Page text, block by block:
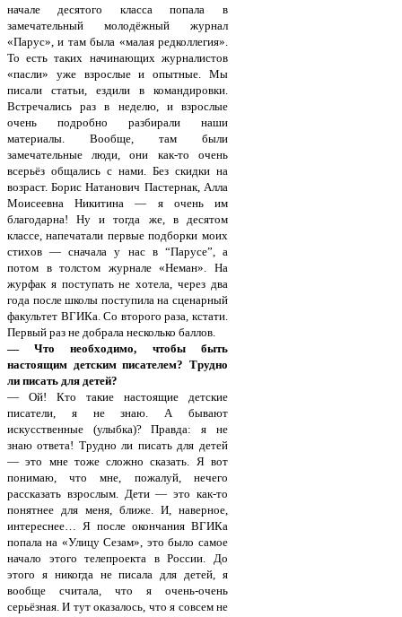
начале десятого класса попала в
замечательный молодёжный журнал
«Парус», и там была «малая редколлегия».
То есть таких начинающих журналистов
«пасли» уже взрослые и опытные. Мы
писали статьи, ездили в командировки.
Встречались раз в неделю, и взрослые
очень подробно разбирали наши
материалы. Вообще, там были
замечательные люди, они как-то очень
всерьёз общались с нами. Без скидки на
возраст. Борис Натанович Пастернак, Алла
Моисеевна Никитина — я очень им
благодарна! Ну и тогда же, в десятом
классе, напечатали первые подборки моих
стихов — сначала у нас в “Парусе”, а
потом в толстом журнале «Неман». На
журфак я поступать не хотела, через два
года после школы поступила на сценарный
факультет ВГИКа. Со второго раза, кстати.
Первый раз не добрала несколько баллов.
— Что необходимо, чтобы быть
настоящим детским писателем? Трудно
ли писать для детей?
— Ой! Кто такие настоящие детские
писатели, я не знаю. А бывают
искусственные (улыбка)? Правда: я не
знаю ответа! Трудно ли писать для детей
— это мне тоже сложно сказать. Я вот
понимаю, что мне, пожалуй, нечего
рассказать взрослым. Дети — это как-то
понятнее для меня, ближе. И, наверное,
интереснее… Я после окончания ВГИКа
попала на «Улицу Сезам», это было самое
начало этого телепроекта в России. До
этого я никогда не писала для детей, я
вообще считала, что я очень-очень
серьёзная. И тут оказалось, что я совсем не